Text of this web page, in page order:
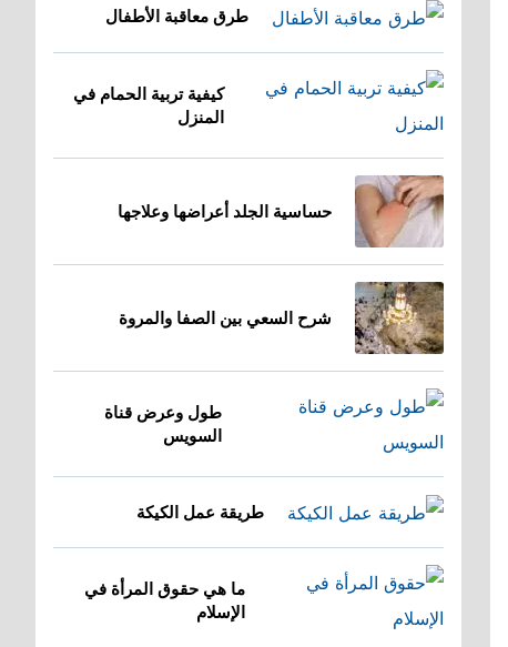
طرق معاقبة الأطفال
كيفية تربية الحمام في
المنزل
حساسية الجلد أعراضها وعلاجها
شرح السعي بين الصفا والمروة
طول وعرض قناة
السويس
طريقة عمل الكيكة
ما هي حقوق المرأة في
الإسلام